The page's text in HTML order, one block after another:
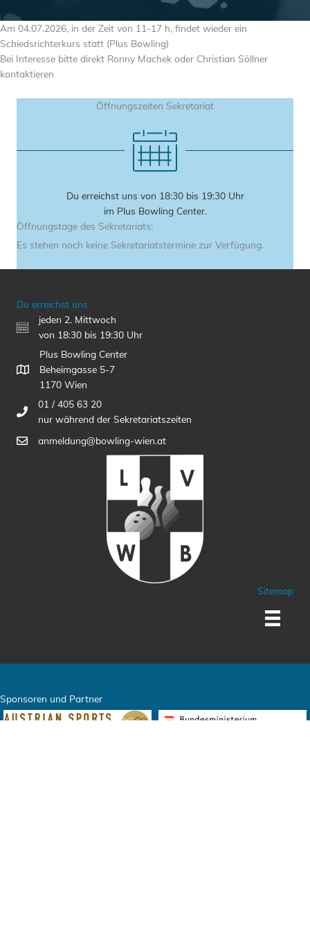
Am 04.07.2026, in der Zeit von 11-17 h, findet wieder ein
Schiedsrichterkurs statt (Plus Bowling)
Bei Interesse bitte direkt Ronny Machek oder Christian Söllner
kontaktieren
Öffnungszeiten Sekretariat
Du erreichst uns von 18:30 bis 19:30 Uhr
im Plus Bowling Center.
Öffnungstage des Sekretariats:
Es stehen noch keine Sekretariatstermine zur Verfügung.
Du erreichst uns
jeden 2. Mittwoch
von 18:30 bis 19:30 Uhr
Plus Bowling Center
Beheimgasse 5-7
1170 Wien
01 / 405 63 20
nur während der Sekretariatszeiten
anmeldung@bowling-wien.at
Sitemap
Sponsoren und Partner